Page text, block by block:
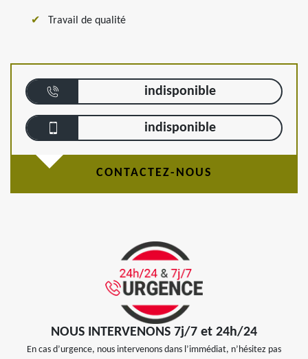
Travail de qualité
indisponible
indisponible
CONTACTEZ-NOUS
NOUS INTERVENONS 7j/7 et 24h/24
En cas d’urgence, nous intervenons dans l’immédiat, n’hésitez pas